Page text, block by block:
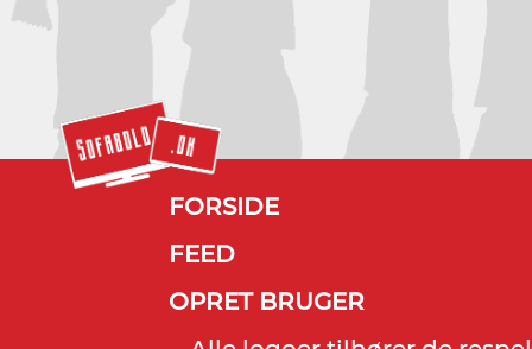
FORSIDE
FEED
OPRET BRUGER